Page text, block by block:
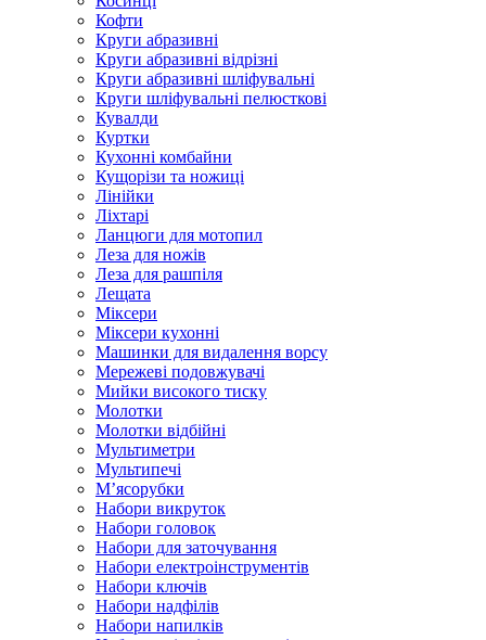
Кофти
Круги абразивні
Круги абразивні відрізні
Круги абразивні шліфувальні
Круги шліфувальні пелюсткові
Кувалди
Куртки
Кухонні комбайни
Кущорізи та ножиці
Лінійки
Ліхтарі
Ланцюги для мотопил
Леза для ножів
Леза для рашпіля
Лещата
Міксери
Міксери кухонні
Машинки для видалення ворсу
Мережеві подовжувачі
Мийки високого тиску
Молотки
Молотки відбійні
Мультиметри
Мультипечі
М’ясорубки
Набори викруток
Набори головок
Набори для заточування
Набори електроінструментів
Набори ключів
Набори надфілів
Набори напилків